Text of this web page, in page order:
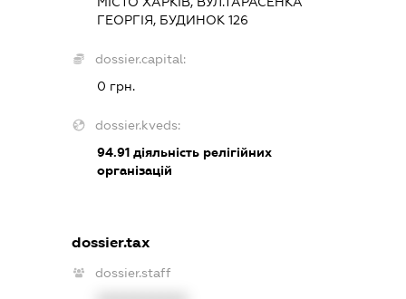
ГЕОРГІЯ, БУДИНОК 126
dossier.capital:
0 грн.
dossier.kveds:
94.91 діяльність релігійних
організацій
dossier.tax
dossier.staff